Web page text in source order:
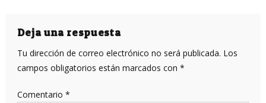
entradas
Deja una respuesta
Tu dirección de correo electrónico no será publicada. Los
campos obligatorios están marcados con *
Comentario *